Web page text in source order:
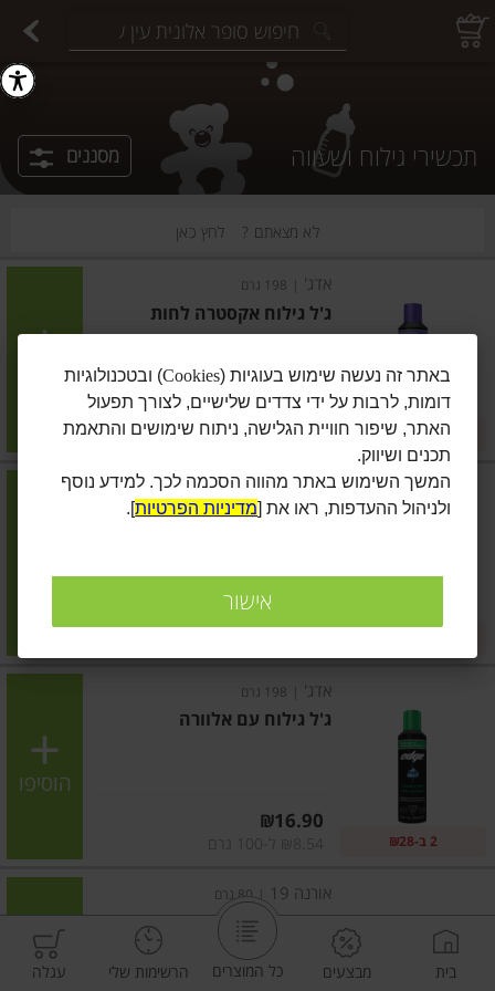
תכשירי גילוח ושעווה מסננים
לא מצאתם ? לחץ כאן
אדג' 198 גרם
ג'ל גילוח אקסטרה לחות
מחיר מחירון ₪16.90
₪8.54 ל-100 גרם 2 ב-₪28
הוסיפו
אדג' | 238 גרם
ג'ל גילוח לעור רגיש
₪16.90
הוסיפו
אדג' 198 גרם
ג'ל גילוח עם אלוורה
₪16.90
2 ב-₪28
הוסיפו
אורנה 19 80 גרם
אורנה 19 דפילטור
בית מבצעים כל המוצרים הרשימות שלי עגלה
באתר זה נעשה שימוש בעוגיות (Cookies) ובטכנולוגיות
דומות, לרבות על ידי צדדים שלישיים, לצורך תפעול
האתר, שיפור חוויית הגלישה, ניתוח שימושים והתאמת
תכנים ושיווק.
המשך השימוש באתר מהווה הסכמה לכך. למידע נוסף
ולניהול ההעדפות, ראו את [מדיניות הפרטיות].
אישור